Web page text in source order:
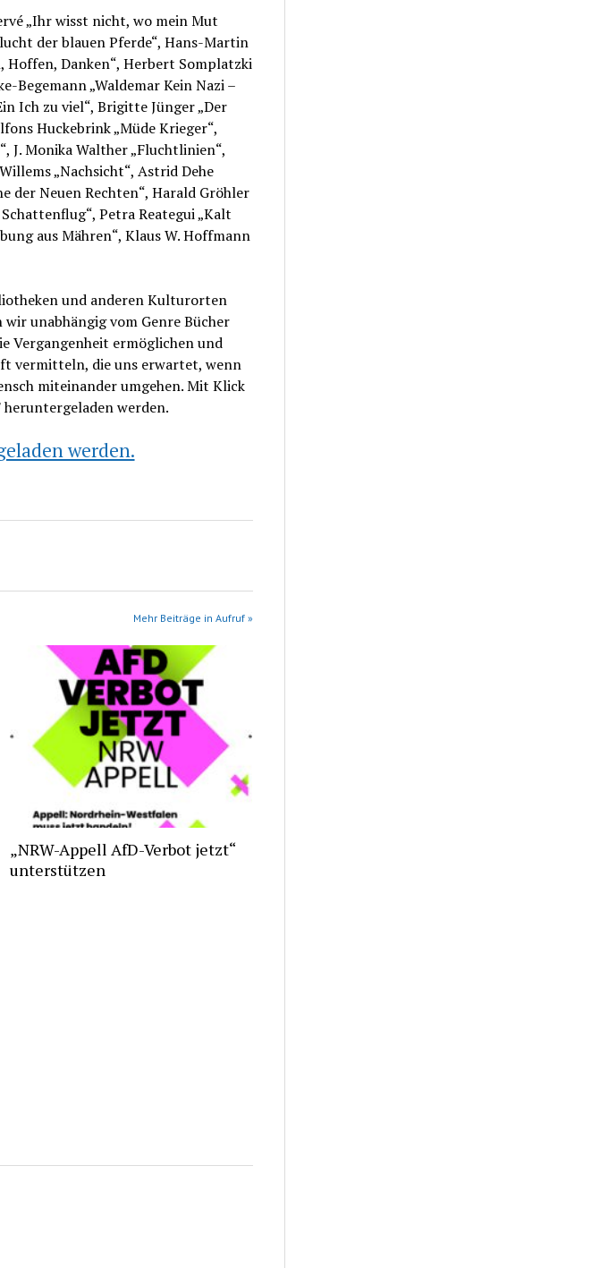
„Ihr wisst nicht, wo mein Mut
der blauen Pferde“, Hans-Martin
Hoffen, Danken“, Herbert Somplatzki
Begemann „Waldemar Kein Nazi –
Ich zu viel“, Brigitte Jünger „Der
Huckebrink „Müde Krieger“,
J. Monika Walther „Fluchtlinien“,
„Nachsicht“, Astrid Dehe
der Neuen Rechten“, Harald Gröhler
Petra Reategui „Kalt
aus Mähren“, Klaus W. Hoffmann
und anderen Kulturorten
unabhängig vom Genre Bücher
Vergangenheit ermöglichen und
vermitteln, die uns erwartet, wenn
miteinander umgehen. Mit Klick
werden.
werden.
Mehr Beiträge in Aufruf »
„NRW-Appell AfD-Verbot jetzt“
unterstützen